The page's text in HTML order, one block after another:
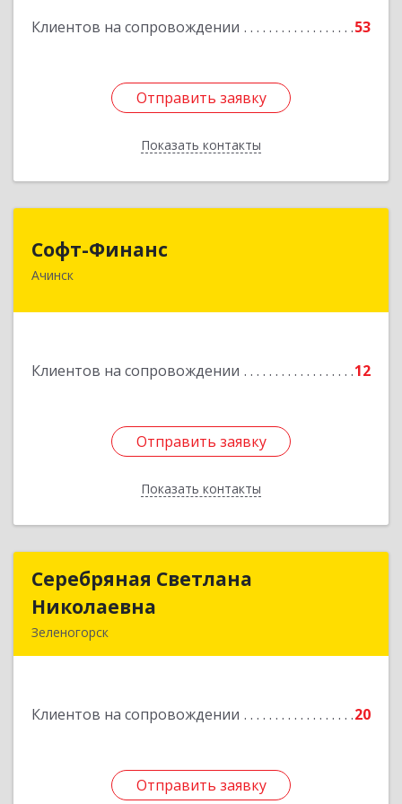
Клиентов на сопровождении 53
Отправить заявку
Показать контакты
Отправить заявку
Назад
Софт-Финанс
Ачинск
Клиентов на сопровождении 12
Отправить заявку
Показать контакты
662150, Красноярский край, Ачинск г, 1-й мкр,
Отправить заявку
Назад
Серебряная Светлана
Николаевна
Зеленогорск
Клиентов на сопровождении 20
Отправить заявку
Серебряная Светлана
Подробнее
Отправить заявку